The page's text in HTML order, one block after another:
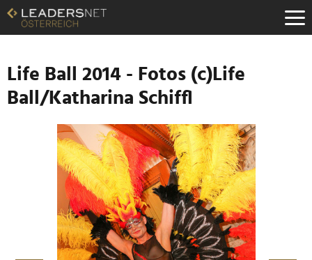
Zum
Inhalt
Zur
Navigation
Zur
Hauptnavigation
Life Ball 2014 - Fotos (c)Life
Ball/Katharina Schiffl